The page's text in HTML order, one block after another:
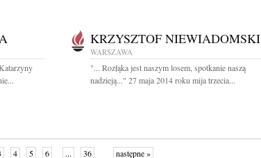
KRZYSZTOF NIEWIADOMSKI
WARSZAWA
"... Rozłąka jest naszym losem, spotkanie naszą
nadzieją..." 27 maja 2014 roku mija trzecia...
4 5 6 ... 36 następne »